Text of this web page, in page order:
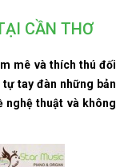
CẦN THƠ
mê và thích thú đối
tay đàn những bản
nghệ thuật và không